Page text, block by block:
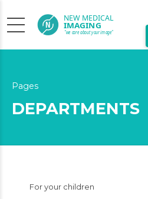
Pages
DEPARTMENTS
For your children